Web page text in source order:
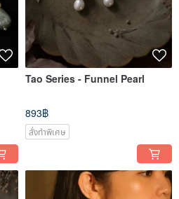
Tao Series - Funnel Pearl
893฿
สั่งทำพิเศษ